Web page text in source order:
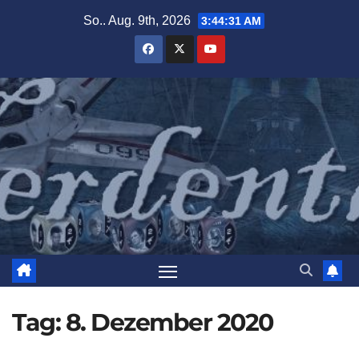
So.. Aug. 9th, 2026 3:44:32 AM
Tag:8. Dezember 2020